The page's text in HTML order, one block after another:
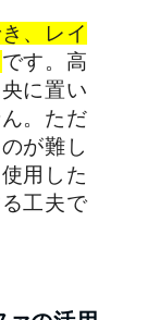
、レイ
です。高
に置い
。ただ
が難し
用した
工夫で